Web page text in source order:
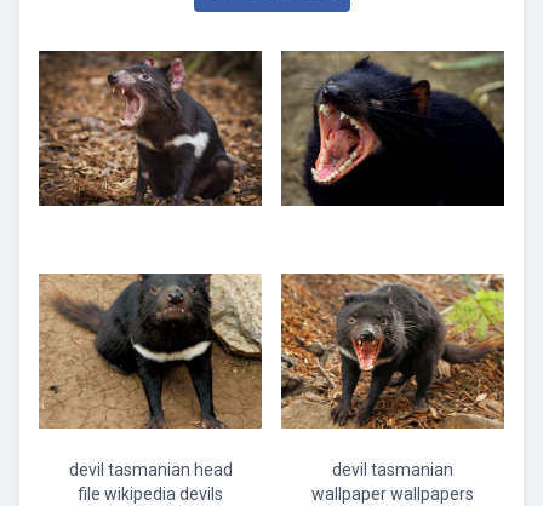
devil tasmanian head
file wikipedia devils
devil tasmanian
wallpaper wallpapers